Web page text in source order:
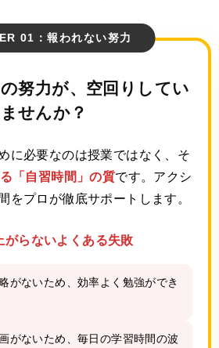
01：報われない努力
努力が、 空回りしてい
ませんか？
に必要なのは授業ではなく、そ
「自習時間」の質です。アクシ
をプロが徹底サポートします。
がらないよくある失敗
がないため、効率よく勉強ができ
がないため、毎日の学習時間の波